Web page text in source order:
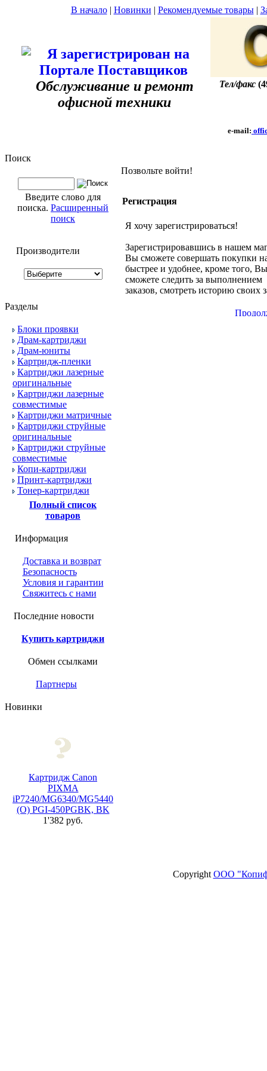
В начало| Новинки | Рекомендуемые товары|
Обслуживание и ремонт
офисной техники
Тел/факс
e-mail:
Поиск
Введите слово для
поиска. Расширенный
поиск
Производители
Разделы
Блоки проявки
Драм-картриджи
Драм-юниты
Картридж-пленки
Картриджи лазерные
оригинальные
Картриджи лазерные
совместимые
Картриджи матричные
Картриджи струйные
оригинальные
Картриджи струйные
совместимые
Копи-картриджи
Принт-картриджи
Тонер-картриджи
Полный список
товаров
Информация
Доставка и возврат
Безопасность
Условия и гарантии
Свяжитесь с нами
Последние новости
Купить картриджи
Обмен ссылками
Партнеры
Новинки
Картридж Canon
PIXMA
iP7240/MG6340/MG5440
(O) PGI-450PGBK, BK
1'382 руб.
Позвольте войти!
Регистрация
Я хочу зарегистрироваться!
Зарегистрировавшись в нашем
Вы сможете совершать покупки
быстрее и удобнее, кроме того, Вы
сможете следить за выполнением
заказов, смотреть историю своих
Copyright ООО